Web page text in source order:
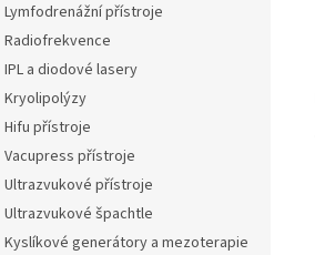
Lymfodrenážní přístroje
Radiofrekvence
IPL a diodové lasery
Kryolipolýzy
Hifu přístroje
Vacupress přístroje
Ultrazvukové přístroje
Ultrazvukové špachtle
Kyslíkové generátory a mezoterapie